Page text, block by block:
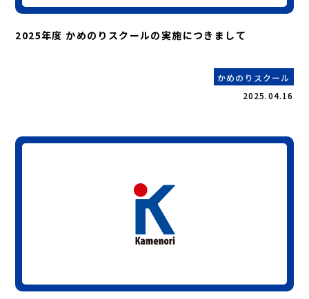
2025年度 かめのりスクールの実施につきまして
かめのりスクール
2025.04.16